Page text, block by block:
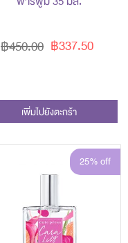
฿337.50
฿450.00
เพิ่มไปยังตะกร้า
25% off